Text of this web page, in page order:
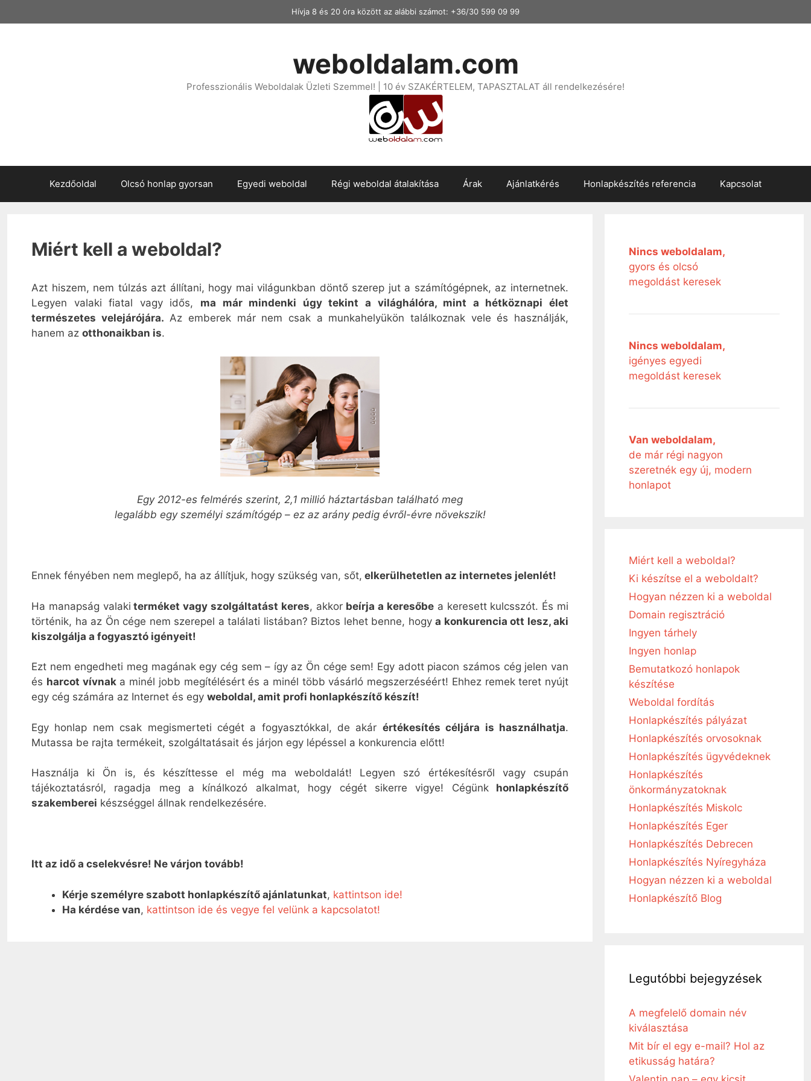
a
Hívja 8 és 20 óra között az alábbi számot: +36/30 599 09 99
weboldalam.com
Professzionális Weboldalak Üzleti Szemmel! | 10 év SZAKÉRTELEM, TAPASZTALAT áll rendelkezésére!
Kezdőoldal Olcsó honlap gyorsan Egyedi weboldal Régi weboldal átalakítása Árak Ajánlatkérés Honlapkészítés referencia Kapcsolat
Miért kell a weboldal?
Azt hiszem, nem túlzás azt állítani, hogy mai világunkban döntő szerep jut a számítógépnek, az internetnek.
Legyen valaki fiatal vagy idős, ma már mindenki úgy tekint a világhálóra, mint a hétköznapi élet
természetes velejárójára. Az emberek már nem csak a munkahelyükön találkoznak vele és használják,
hanem az otthonaikban is.
Egy 2012-es felmérés szerint, 2,1 millió háztartásban található meg
legalább egy személyi számítógép – ez az arány pedig évről-évre növekszik!
Ennek fényében nem meglepő, ha az állítjuk, hogy szükség van, sőt, elkerülhetetlen az internetes jelenlét!
Ha manapság valaki terméket vagy szolgáltatást keres, akkor beírja a keresőbe a keresett kulcsszót. És mi
történik, ha az Ön cége nem szerepel a találati listában? Biztos lehet benne, hogy a konkurencia ott lesz, aki
kiszolgálja a fogyasztó igényeit!
Ezt nem engedheti meg magának egy cég sem – így az Ön cége sem! Egy adott piacon számos cég jelen van
és harcot vívnaka minél jobb megítélésért és a minél több vásárló megszerzéséért! Ehhez remek teret nyújt
egy cég számára az Internet és egy weboldal, amit profi honlapkészítő készít!
Egy honlap nem csak megismerteti cégét a fogyasztókkal, de akár értékesítés céljára is használhatja.
Mutassa be rajta termékeit, szolgáltatásait és járjon egy lépéssel a konkurencia előtt!
Használja ki Ön is, és készíttesse el még ma weboldalát! Legyen szó értékesítésről vagy csupán
tájékoztatásról, ragadja meg a kínálkozó alkalmat, hogy cégét sikerre vigye! Cégünkhonlapkészítő
szakemberei készséggel állnak rendelkezésére.
Itt az idő a cselekvésre! Ne várjon tovább!
Kérje személyre szabott honlapkészítő ajánlatunkat, kattintson ide!
Ha kérdése van, kattintson ide és vegye fel velünk a kapcsolatot!
Nincs weboldalam,
gyors és olcsó
megoldást keresek
Nincs weboldalam,
igényes egyedi
megoldást keresek
Van weboldalam,
de már régi nagyon
szeretnék egy új, modern
honlapot
Miért kell a weboldal?
Ki készítse el a weboldalt?
Hogyan nézzen ki a weboldal
Domain regisztráció
Ingyen tárhely
Ingyen honlap
Bemutatkozó honlapok
készítése
Weboldal fordítás
Honlapkészítés pályázat
Honlapkészítés orvosoknak
Honlapkészítés ügyvédeknek
Honlapkészítés
önkormányzatoknak
Honlapkészítés Miskolc
Honlapkészítés Eger
Honlapkészítés Debrecen
Honlapkészítés Nyíregyháza
Hogyan nézzen ki a weboldal
Honlapkészítő Blog
Legutóbbi bejegyzések
A megfelelő domain név
kiválasztása
Mit bír el egy e-mail? Hol az
etikusság határa?